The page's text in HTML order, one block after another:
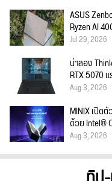
ASUS
Ryzen AI
Jul 29, 2026
น่าลอง
RTX 5070
Aug 3, 2026
MINIX เปิด
ด้วย Intel®
Aug 3, 2026